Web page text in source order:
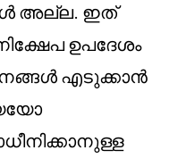
അല്ല. ഇത്
ഉപദേശം
എടുക്കാൻ